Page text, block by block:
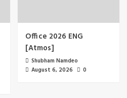
Office 2026 ENG
[Atmos]
Shubham Namdeo
August 6, 2026
0